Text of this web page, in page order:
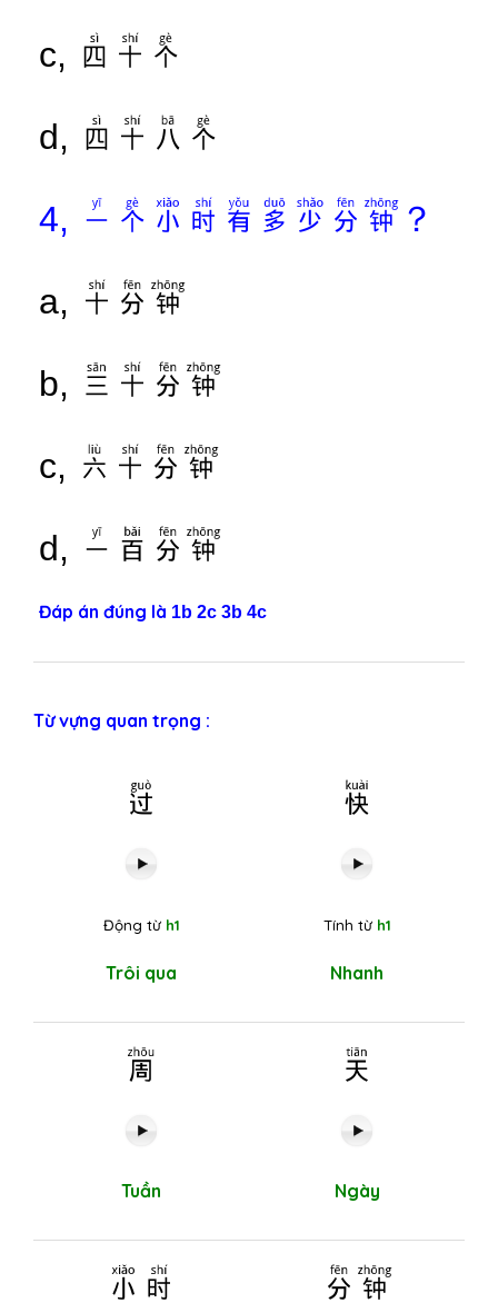
c, 四十个
d, 四十八个
4, 一个小时有多少分钟？
a, 十分钟
b, 三十分钟
c, 六十分钟
d, 一百分钟
Đáp án đúng là 1b 2c 3b 4c
Từ vựng quan trọng :
过
Động từ h1
Trôi qua
快
Tính từ h1
Nhanh
周
Tuần
天
Ngày
小时 分钟